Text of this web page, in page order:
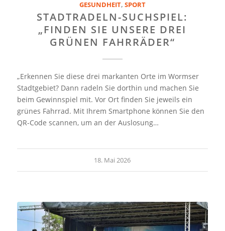
GESUNDHEIT, SPORT
STADTRADELN-SUCHSPIEL:
„FINDEN SIE UNSERE DREI
GRÜNEN FAHRRÄDER“
„Erkennen Sie diese drei markanten Orte im Wormser
Stadtgebiet? Dann radeln Sie dorthin und machen Sie
beim Gewinnspiel mit. Vor Ort finden Sie jeweils ein
grünes Fahrrad. Mit Ihrem Smartphone können Sie den
QR-Code scannen, um an der Auslosung…
18. Mai 2026